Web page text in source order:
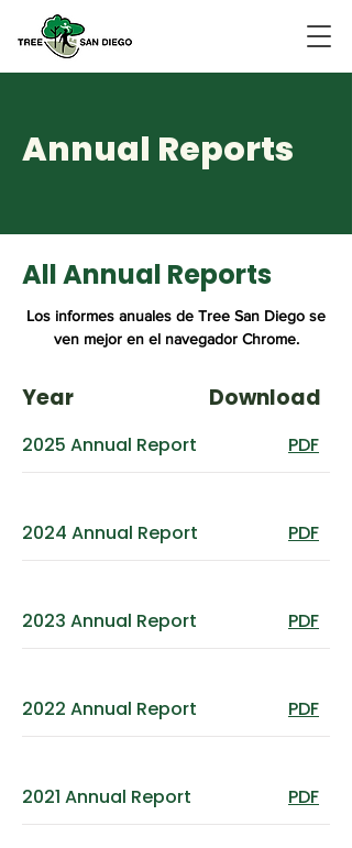
Annual Reports
All Annual Reports
Los informes anuales de Tree San Diego se
ven mejor en el navegador Chrome.
Year Download
2025 Annual Report PDF
2024 Annual Report PDF
2023 Annual Report PDF
2022 Annual Report PDF
2021 Annual Report PDF